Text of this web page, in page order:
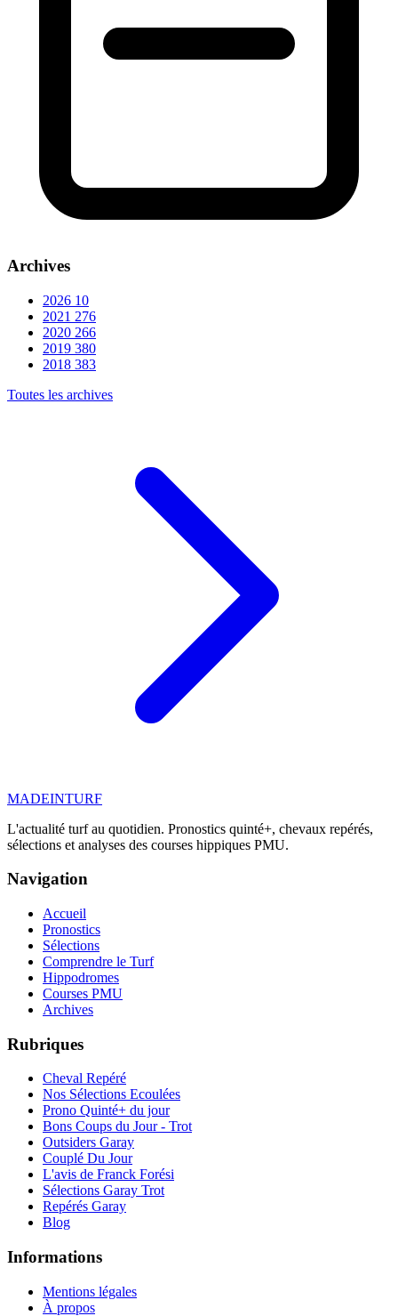
Archives
2026 10
2021 276
2020 266
2019 380
2018 383
Toutes les archives
MADEINTURF
L'actualité turf au quotidien. Pronostics quinté+, chevaux repérés,
sélections et analyses des courses hippiques PMU.
Navigation
Accueil
Pronostics
Sélections
Comprendre le Turf
Hippodromes
Courses PMU
Archives
Rubriques
Cheval Repéré
Nos Sélections Ecoulées
Prono Quinté+ du jour
Bons Coups du Jour - Trot
Outsiders Garay
Couplé Du Jour
L'avis de Franck Forési
Sélections Garay Trot
Repérés Garay
Blog
Informations
Mentions légales
À propos